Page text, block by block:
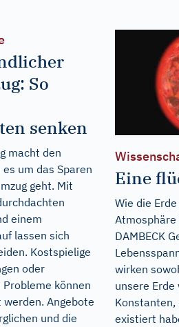
So
senken
macht den
um das Sparen
geht. Mit
einem
lassen sich
Kostspielige
oder
können
Angebote
und die
Eine
Wie die
Atmosphäre
DAMBECK
wirken
unsere
Konstanten,
existiert